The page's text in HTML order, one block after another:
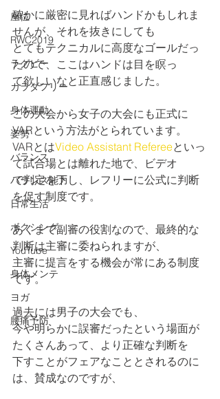
座位
RWC2019
ラグビー
カラダフリー
身体運動
姿勢
バランス
バランス能力
日常生活
ボクシング
YouTube
身体メンテ
ヨガ
腰痛予防
確かに厳密に見ればハンドかもしれま
せんが、それを抜きにしても
とてもテクニカルに高度なゴールだっ
たので、ここはハンドは目を瞑っ
て欲しいなと正直感じました。
この大会から女子の大会にも正式に
VARという方法がとられています。
VARとはVideo Assistant Refereeといっ
て試合場とは離れた地で、ビデオ
で判定を下し、レフリーに公式に判断
を促す制度です。
あくまで副審の役割なので、最終的な
判断は主審に委ねられますが、
主審に提言をする機会が常にある制度
です。
過去には男子の大会でも、
今や明らかに誤審だったという場面が
たくさんあって、より正確な判断を
下すことがフェアなこととされるのに
は、賛成なのですが、